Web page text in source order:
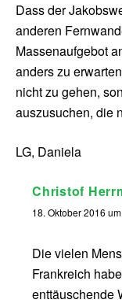
Dass der
anderen
Massenaufgebot
anders zu
nicht zu gehen,
auszusuchen, die
LG, Daniela
Christof
18. Oktober 2016
Die vielen
Frankreich
enttäuschende